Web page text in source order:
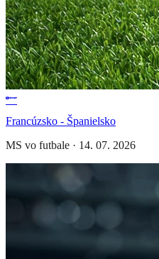
Francúzsko - Španielsko
MS vo futbale · 14. 07. 2026